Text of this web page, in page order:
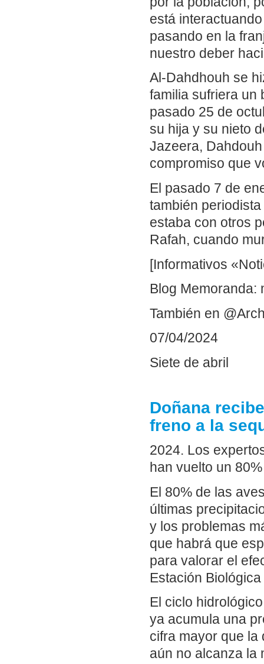
está
pasando en la
nuestro deber
Al-Dahdhouh se
familia sufriera un
pasado 25 de
su hija y su nieto
Jazeera,
compromiso que
El pasado 7 de
también
estaba con otros
Rafah, cuando
[Informativos
Blog Memoranda:
También en
07/04/2024
Siete de abril
Doñana
freno a la
2024. Los
han vuelto un
El 80% de las
últimas
y los problemas
que habrá que
para valorar el
Estación
El ciclo
ya acumula una
cifra mayor que la
aún no alcanza la